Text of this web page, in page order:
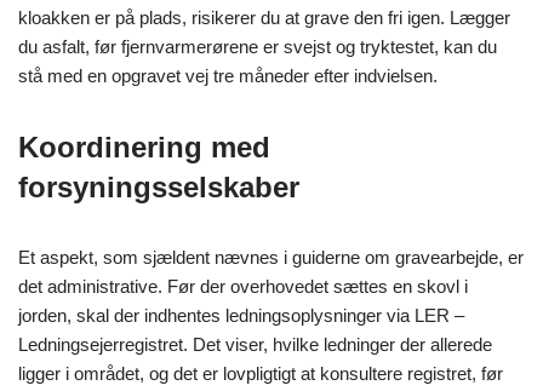
kloakken er på plads, risikerer du at grave den fri igen. Lægger
du asfalt, før fjernvarmerørene er svejst og tryktestet, kan du
stå med en opgravet vej tre måneder efter indvielsen.
Koordinering med
forsyningsselskaber
Et aspekt, som sjældent nævnes i guiderne om gravearbejde, er
det administrative. Før der overhovedet sættes en skovl i
jorden, skal der indhentes ledningsoplysninger via LER –
Ledningsejerregistret. Det viser, hvilke ledninger der allerede
ligger i området, og det er lovpligtigt at konsultere registret, før